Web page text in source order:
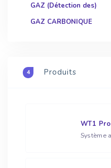
GAZ (Détection des)
GAZ CARBONIQUE
4 Produits
WT1 Pro